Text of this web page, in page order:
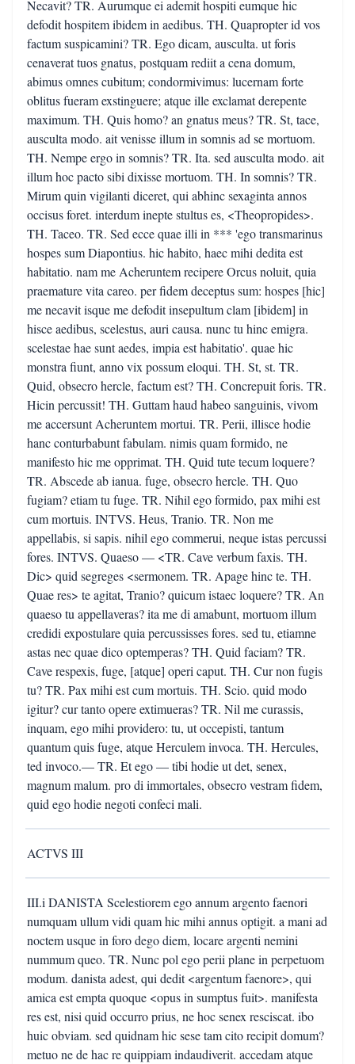
Necavit? TR. Aurumque ei ademit hospiti eumque hic
defodit hospitem ibidem in aedibus. TH. Quapropter id vos
factum suspicamini? TR. Ego dicam, ausculta. ut foris
cenaverat tuos gnatus, postquam rediit a cena domum,
abimus omnes cubitum; condormivimus: lucernam forte
oblitus fueram exstinguere; atque ille exclamat derepente
maximum. TH. Quis homo? an gnatus meus? TR. St, tace,
ausculta modo. ait venisse illum in somnis ad se mortuom.
TH. Nempe ergo in somnis? TR. Ita. sed ausculta modo. ait
illum hoc pacto sibi dixisse mortuom. TH. In somnis? TR.
Mirum quin vigilanti diceret, qui abhinc sexaginta annos
occisus foret. interdum inepte stultus es, <Theopropides>.
TH. Taceo. TR. Sed ecce quae illi in *** 'ego transmarinus
hospes sum Diapontius. hic habito, haec mihi dedita est
habitatio. nam me Acheruntem recipere Orcus noluit, quia
praemature vita careo. per fidem deceptus sum: hospes [hic]
me necavit isque me defodit insepultum clam [ibidem] in
hisce aedibus, scelestus, auri causa. nunc tu hinc emigra.
scelestae hae sunt aedes, impia est habitatio'. quae hic
monstra fiunt, anno vix possum eloqui. TH. St, st. TR.
Quid, obsecro hercle, factum est? TH. Concrepuit foris. TR.
Hicin percussit! TH. Guttam haud habeo sanguinis, vivom
me accersunt Acheruntem mortui. TR. Perii, illisce hodie
hanc conturbabunt fabulam. nimis quam formido, ne
manifesto hic me opprimat. TH. Quid tute tecum loquere?
TR. Abscede ab ianua. fuge, obsecro hercle. TH. Quo
fugiam? etiam tu fuge. TR. Nihil ego formido, pax mihi est
cum mortuis. INTVS. Heus, Tranio. TR. Non me
appellabis, si sapis. nihil ego commerui, neque istas percussi
fores. INTVS. Quaeso — <TR. Cave verbum faxis. TH.
Dic> quid segreges <sermonem. TR. Apage hinc te. TH.
Quae res> te agitat, Tranio? quicum istaec loquere? TR. An
quaeso tu appellaveras? ita me di amabunt, mortuom illum
credidi expostulare quia percussisses fores. sed tu, etiamne
astas nec quae dico optemperas? TH. Quid faciam? TR.
Cave respexis, fuge, [atque] operi caput. TH. Cur non fugis
tu? TR. Pax mihi est cum mortuis. TH. Scio. quid modo
igitur? cur tanto opere extimueras? TR. Nil me curassis,
inquam, ego mihi providero: tu, ut occepisti, tantum
quantum quis fuge, atque Herculem invoca. TH. Hercules,
ted invoco.— TR. Et ego — tibi hodie ut det, senex,
magnum malum. pro di immortales, obsecro vestram fidem,
quid ego hodie negoti confeci mali.
ACTVS III
III.i DANISTA Scelestiorem ego annum argento faenori
numquam ullum vidi quam hic mihi annus optigit. a mani ad
noctem usque in foro dego diem, locare argenti nemini
nummum queo. TR. Nunc pol ego perii plane in perpetuom
modum. danista adest, qui dedit <argentum faenore>, qui
amica est empta quoque <opus in sumptus fuit>. manifesta
res est, nisi quid occurro prius, ne hoc senex resciscat. ibo
huic obviam. sed quidnam hic sese tam cito recipit domum?
metuo ne de hac re quippiam indaudiverit. accedam atque